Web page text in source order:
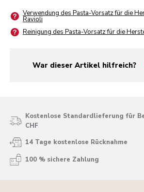
Verwendung des Pasta-Vorsatz für die
Ravioli
Reinigung des Pasta-Vorsatz für die
War dieser Artikel hilfreich?
yes
no
Kostenlose Standardlieferung für
CHF
14 Tage kostenlose Rücknahme
100 % sichere Zahlung